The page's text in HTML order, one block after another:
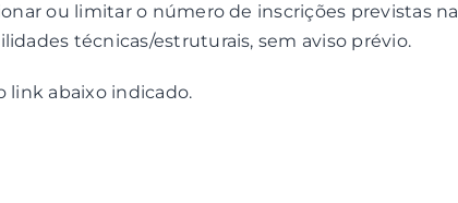
ou limitar o número de inscrições previstas na
técnicas/estruturais, sem aviso prévio.
link abaixo indicado.